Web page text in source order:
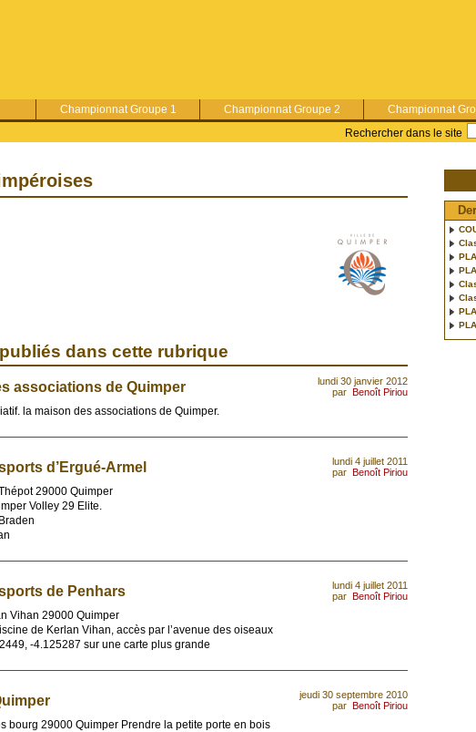
Championnat Groupe 1 Championnat Groupe 2
Championnat
Rechercher dans le site
dans cette rubrique
lundi 30 janvier 2012
par Benoît Piriou
associations de Quimper
la maison des associations de Quimper.
lundi 4 juillet 2011
par Benoît Piriou
d’Ergué-Armel
29000 Quimper
Volley 29 Elite.
lundi 4 juillet 2011
par Benoît Piriou
de Penhars
Vihan 29000 Quimper
de Kerlan Vihan, accès par l’avenue des oiseaux
-4.125287 sur une carte plus grande
jeudi 30 septembre 2010
par Benoît Piriou
bourg 29000 Quimper Prendre la petite porte en bois